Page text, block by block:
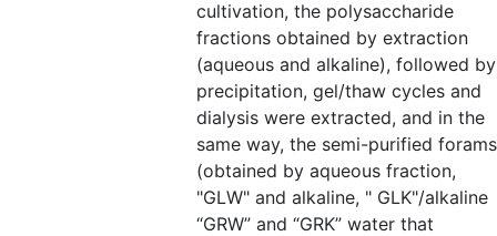
cultivation, the polysaccharide
fractions obtained by extraction
(aqueous and alkaline), followed by
precipitation, gel/thaw cycles and
dialysis were extracted, and in the
same way, the semi-purified forams
(obtained by aqueous fraction,
"GLW" and alkaline, " GLK"/alkaline
“GRW” and “GRK” water that